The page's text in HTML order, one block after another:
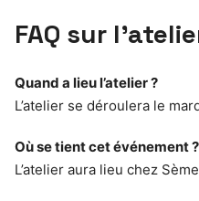
FAQ sur
Quand a lieu l’atelier ?
L’atelier se déroulera le
Où se tient cet événement ?
L’atelier aura lieu chez